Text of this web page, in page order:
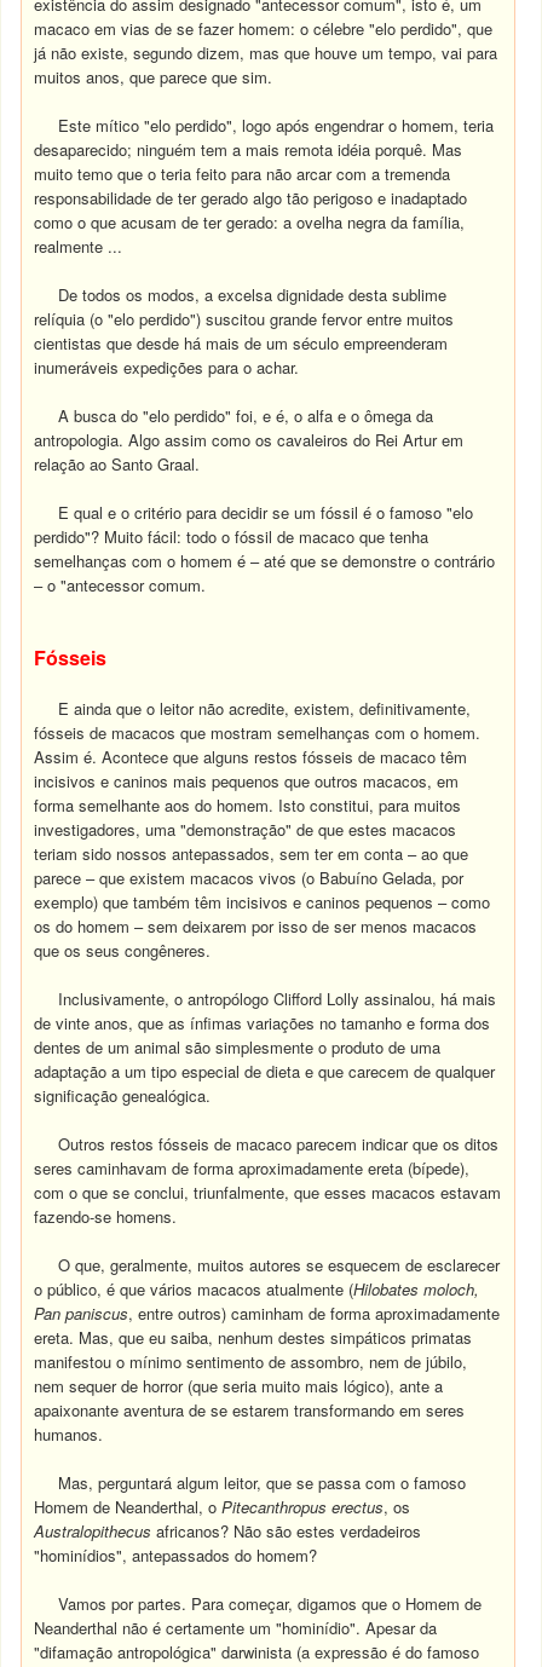
macaco em vias de se fazer homem: o célebre "elo perdido", que
já não existe, segundo dizem, mas que houve um tempo, vai para
muitos anos, que parece que sim.
Este mítico "elo perdido", logo após engendrar o homem, teria
desaparecido; ninguém tem a mais remota idéia porquê. Mas
muito temo que o teria feito para não arcar com a tremenda
responsabilidade de ter gerado algo tão perigoso e inadaptado
como o que acusam de ter gerado: a ovelha negra da família,
realmente ...
De todos os modos, a excelsa dignidade desta sublime
relíquia (o "elo perdido") suscitou grande fervor entre muitos
cientistas que desde há mais de um século empreenderam
inumeráveis expedições para o achar.
A busca do "elo perdido" foi, e é, o alfa e o ômega da
antropologia. Algo assim como os cavaleiros do Rei Artur em
relação ao Santo Graal.
E qual e o critério para decidir se um fóssil é o famoso "elo
perdido"? Muito fácil: todo o fóssil de macaco que tenha
semelhanças com o homem é – até que se demonstre o contrário
– o "antecessor comum.
Fósseis
E ainda que o leitor não acredite, existem, definitivamente,
fósseis de macacos que mostram semelhanças com o homem.
Assim é. Acontece que alguns restos fósseis de macaco têm
incisivos e caninos mais pequenos que outros macacos, em
forma semelhante aos do homem. Isto constitui, para muitos
investigadores, uma "demonstração" de que estes macacos
teriam sido nossos antepassados, sem ter em conta – ao que
parece – que existem macacos vivos (o Babuíno Gelada, por
exemplo) que também têm incisivos e caninos pequenos – como
os do homem – sem deixarem por isso de ser menos macacos
que os seus congêneres.
Inclusivamente, o antropólogo Clifford Lolly assinalou, há mais
de vinte anos, que as ínfimas variações no tamanho e forma dos
dentes de um animal são simplesmente o produto de uma
adaptação a um tipo especial de dieta e que carecem de qualquer
significação genealógica.
Outros restos fósseis de macaco parecem indicar que os ditos
seres caminhavam de forma aproximadamente ereta (bípede),
com o que se conclui, triunfalmente, que esses macacos estavam
fazendo-se homens.
O que, geralmente, muitos autores se esquecem de esclarecer
o público, é que vários macacos atualmente (Hilobates moloch,
Pan paniscus, entre outros) caminham de forma aproximadamente
ereta. Mas, que eu saiba, nenhum destes simpáticos primatas
manifestou o mínimo sentimento de assombro, nem de júbilo,
nem sequer de horror (que seria muito mais lógico), ante a
apaixonante aventura de se estarem transformando em seres
humanos.
Mas, perguntará algum leitor, que se passa com o famoso
Homem de Neanderthal, oPitecanthropus erectus, os
Australopithecusafricanos? Não são estes verdadeiros
"hominídios", antepassados do homem?
Vamos por partes. Para começar, digamos que o Homem de
Neanderthal não é certamente um "hominídio". Apesar da
"difamação antropológica" darwinista (a expressão é do famoso